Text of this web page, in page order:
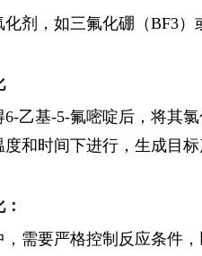
剂，如三氟化硼（BF3）
乙基-5-氟嘧啶后，将其
和时间下进行，生成目标
，需要严格控制反应条件